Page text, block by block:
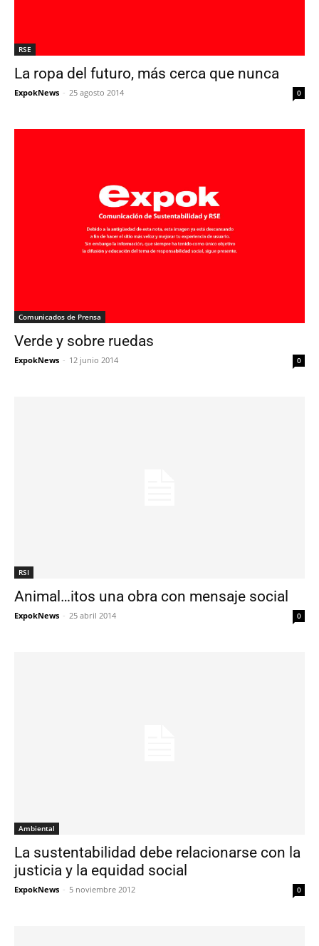
RSE
La ropa del futuro, más cerca que nunca
ExpokNews - 25 agosto 2014 0
Comunicados de Prensa
Verde y sobre ruedas
ExpokNews - 12 junio 2014 0
RSI
Animal…itos una obra con mensaje social
ExpokNews - 25 abril 2014 0
Ambiental
La sustentabilidad debe relacionarse con la
justicia y la equidad social
ExpokNews - 5 noviembre 2012 0